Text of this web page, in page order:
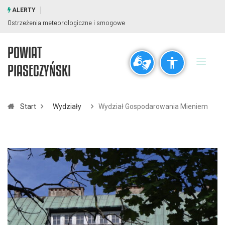
visibility_off title
zoom_out
Pomniejsz
zoom_in
Powiększ
Czcionki
remove_circle_outline add_circle_outline
ALERTY
Ostrzeżenia meteorologiczne i smogowe
POWIAT
PIASECZYŃSKI
Start Wydziały Wydział Gospodarowania Mieniem